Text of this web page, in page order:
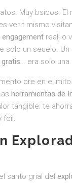
Muy bsicos. El
ver t mismo
real, o
solo un seuelo.
… era solo
cre en el
herramientas de
tangible: te
fcil.
santo grial del